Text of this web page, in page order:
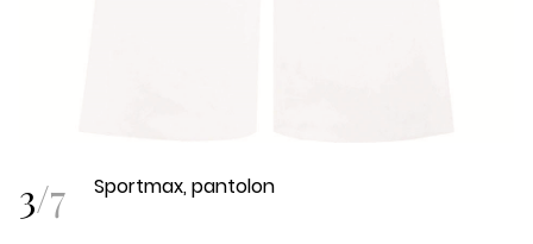
3/7 Sportmax, pantolon